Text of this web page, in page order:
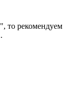
то рекомендуем